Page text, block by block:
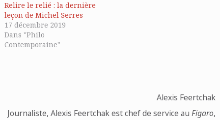
Relire le relié : la dernière
leçon de Michel Serres
17 décembre 2019
Dans "Philo
Contemporaine"
Alexis Feertchak
Journaliste, Alexis Feertchak est chef de service auFigaro,